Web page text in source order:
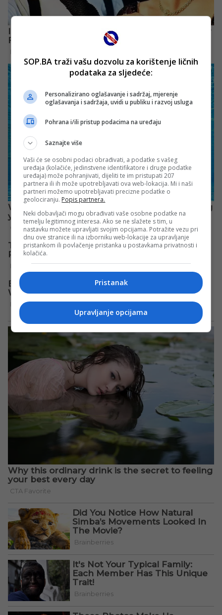
SOP.BA traži vašu dozvolu za korištenje ličnih
podataka za sljedeće:
Personalizirano oglašavanje i sadržaj, mjerenje
oglašavanja i sadržaja, uvidi u publiku i razvoj usluga
Pohrana i/ili pristup podacima na uređaju
Saznajte više
Vaši će se osobni podaci obrađivati, a podatke s vašeg
uređaja (kolačiće, jedinstvene identifikatore i druge podatke
uređaja) može pohranjivati, dijeliti te im pristupati 207
partnera ili ih može upotrebljavati ova web-lokacija. Mi i naši
partneri možemo upotrebljavati precizne podatke o
geolociranju. Popis partnera.
Neki dobavljači mogu obrađivati vaše osobne podatke na
temelju legitimnog interesa. Ako se ne slažete s tim, u
nastavku možete upravljati svojim opcijama. Potražite vezu pri
dnu ove stranice ili na izborniku web-lokacije za upravljanje
pristankom ili povlačenje pristanka u postavkama privatnosti i
kolačića.
Pristanak
Upravljanje opcijama